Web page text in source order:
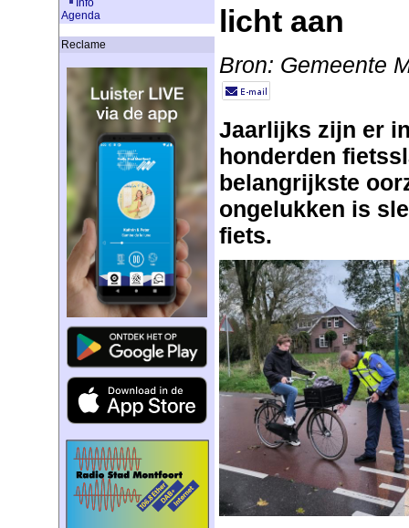
Info
Agenda
Reclame
licht aan
Bron: Gemeente
Jaarlijks zijn er
honderden
belangrijkste
ongelukken is
fiets.